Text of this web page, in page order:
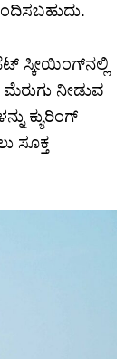
ಸ್ಕೀಯಿಂಗ್‌ನಲ್ಲಿ
ನೀಡುವ
ಕ್ಯುರಿಂಗ್
ಸೂಕ್ತ